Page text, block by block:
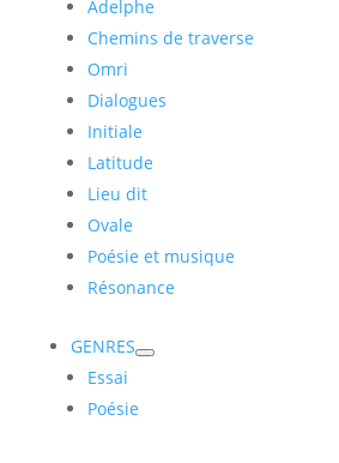
Adelphe
Chemins de traverse
Omri
Dialogues
Initiale
Latitude
Lieu dit
Ovale
Poésie et musique
Résonance
GENRES
Essai
Poésie